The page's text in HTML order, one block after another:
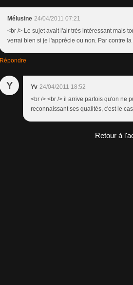
Mélusine 24/04/2011 07:21
<br /> Le sujet avait l'air très intéressant mais
verrai bien si je l'apprécie ou non. Par contre
Répondre
Y Yv 24/04/2011 18:52
<br /> <br /> il arrive parfois qu'on ne
reconnaissant ses qualités, c'est le
Retour à